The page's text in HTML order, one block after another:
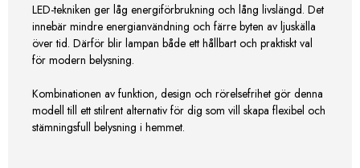
LED-tekniken ger låg energiförbrukning och lång livslängd. Det
innebär mindre energianvändning och färre byten av ljuskälla
över tid. Därför blir lampan både ett hållbart och praktiskt val
för modern belysning.
Kombinationen av funktion, design och rörelsefrihet gör denna
modell till ett stilrent alternativ för dig som vill skapa flexibel och
stämningsfull belysning i hemmet.